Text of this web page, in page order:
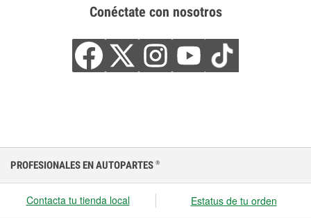
Conéctate con nosotros
PROFESIONALES EN AUTOPARTES ®
Contacta tu tienda local Estatus de tu orden